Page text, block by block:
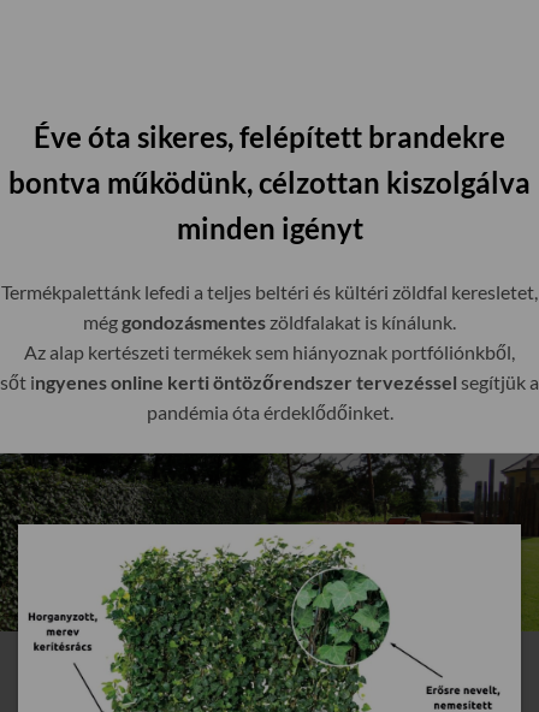
Éve óta sikeres, felépített brandekre
bontva működünk, célzottan kiszolgálva
minden igényt
Termékpalettánk lefedi a teljes beltéri és kültéri zöldfal keresletet,
méggondozásmentes zöldfalakat is kínálunk.
Az alap kertészeti termékek sem hiányoznak portfóliónkből,
sőt ingyenes online kerti öntözőrendszer tervezéssel segítjük a
pandémia óta érdeklődőinket.